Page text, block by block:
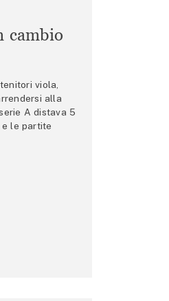
cambio
viola,
alla
A distava 5
le partite